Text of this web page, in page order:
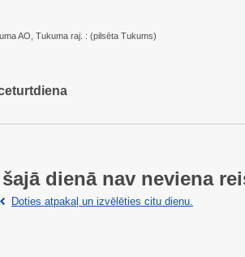
AO, Tukuma raj. : (pilsēta Tukums)
dienā nav neviena
Doties atpakaļ un izvēlēties citu dienu.